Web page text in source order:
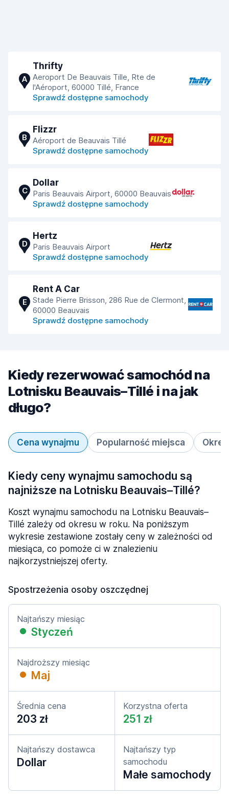
A
Thrifty
Aeroport De Beauvais Tille, Rte de
l'Aéroport, 60000 Tillé, France
Sprawdź dostępne samochody
B
Flizzr
Aéroport de Beauvais Tillé
Sprawdź dostępne samochody
C
Dollar
Paris Beauvais Airport, 60000 Beauvais
Sprawdź dostępne samochody
D
Hertz
Paris Beauvais Airport
Sprawdź dostępne samochody
E
Rent A Car
Stade Pierre Brisson, 286 Rue de Clermont,
60000 Beauvais
Sprawdź dostępne samochody
Kiedy rezerwować samochód na
Lotnisku Beauvais–Tillé i na jak
długo?
Cena wynajmu Popularność miejsca
Kiedy ceny wynajmu samochodu są
najniższe na Lotnisku Beauvais–Tillé?
Koszt wynajmu samochodu na Lotnisku Beauvais–
Tillé zależy od okresu w roku. Na poniższym
wykresie zestawione zostały ceny w zależności od
miesiąca, co pomoże ci w znalezieniu
najkorzystniejszej oferty.
Spostrzeżenia osoby oszczędnej
Najtańszy miesiąc
Styczeń
Najdroższy miesiąc
Maj
Średnia cena
203 zł
Korzystna oferta
251 zł
Najtańszy dostawca
Dollar
Najtańszy typ
samochodu
Małe samochody